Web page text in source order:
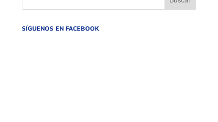
SÍGUENOS EN FACEBOOK